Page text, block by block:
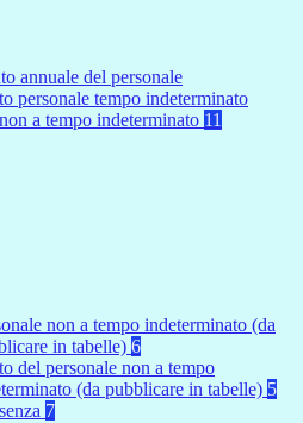
annuale del personale
personale tempo indeterminato
a tempo indeterminato 11
non a tempo indeterminato (da
in tabelle) 6
del personale non a tempo
(da pubblicare in tabelle) 5
7